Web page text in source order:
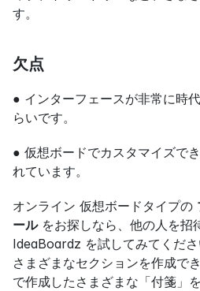
す。
欠点
● インターフェースが非常に時
らいです。
● 仮想ボードでカスタマイズで
れています。
オンライン 仮想ボードタイプの
ール をお探しなら、他の人を招
IdeaBoardz を試してみてくだ
さまざまなセクションを作成で
で作成したさまざまな「付箋」